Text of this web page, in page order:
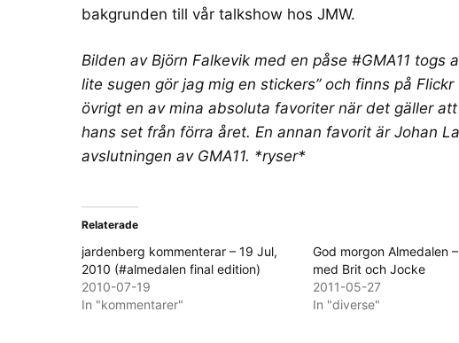
bakgrunden till vår talkshow hos JMW.
Bilden av Björn Falkevik med en påse #GMA11 togs
lite sugen gör jag mig en stickers” och finns på
övrigt en av mina absoluta favoriter när det gäller
hans set från förra året. En annan favorit är Johan
avslutningen av GMA11. *ryser*
Relaterade
jardenberg kommenterar – 19 Jul,
2010 (#almedalen final edition)
2010-07-19
In "kommentarer"
God morgon Almedalen
med Brit och Jocke
2011-05-27
In "diverse"